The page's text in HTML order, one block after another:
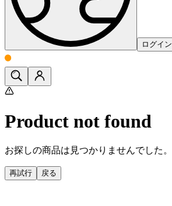
ログイン
Product not found
お探しの商品は見つかりませんでした。
再試行 戻る